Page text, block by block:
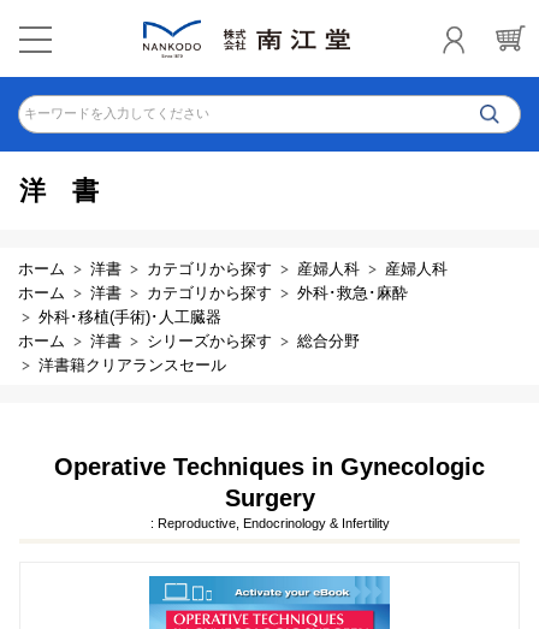
キーワードを入力してください
洋書
ホーム 洋書 カテゴリから探す 産婦人科
産婦人科
ホーム
洋書 カテゴリから探す
外科･救急･麻酔
外科･移植(手術)･人工臓器
ホーム
洋書 シリーズから探す
総合分野
洋書籍クリアランスセール
Operative Techniques in Gynecologic
Surgery
: Reproductive, Endocrinology & Infertility